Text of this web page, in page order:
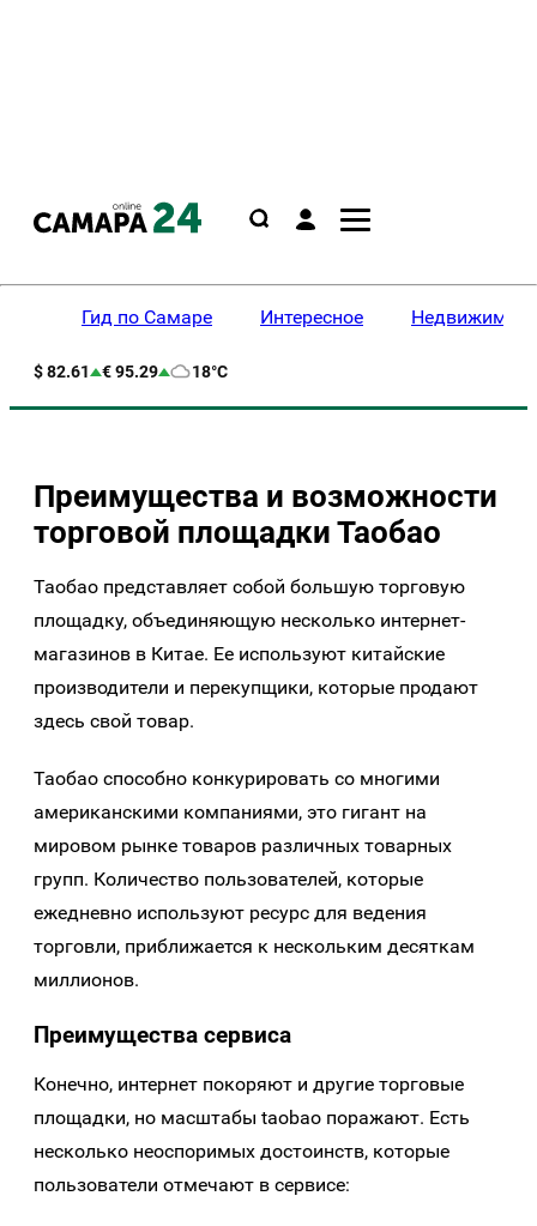
Гид по Самаре Интересное
$ 82.61 € 95.29 18°C
Преимущества и возможности
торговой площадки Таобао
Таобао представляет собой большую торговую
площадку, объединяющую несколько интернет-
магазинов в Китае. Ее используют китайские
производители и перекупщики, которые продают
здесь свой товар.
Таобао способно конкурировать со многими
американскими компаниями, это гигант на
мировом рынке товаров различных товарных
групп. Количество пользователей, которые
ежедневно используют ресурс для ведения
торговли, приближается к нескольким десяткам
миллионов.
Преимущества сервиса
Конечно, интернет покоряют и другие торговые
площадки, но масштабы taobao поражают. Есть
несколько неоспоримых достоинств, которые
пользователи отмечают в сервисе: